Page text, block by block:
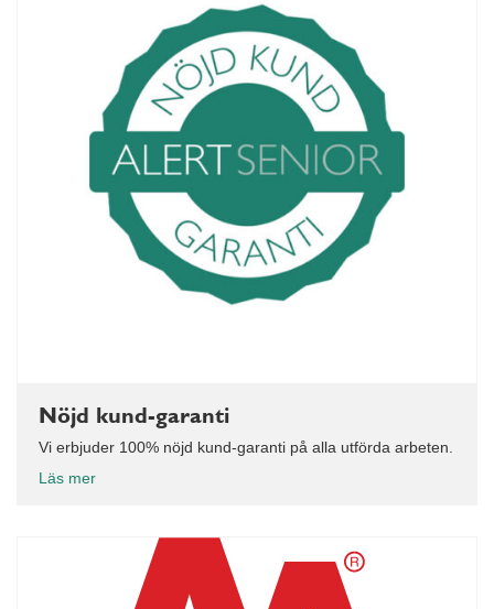
Nöjd kund-garanti
Vi erbjuder 100% nöjd kund-garanti på alla utförda arbeten.
Läs mer